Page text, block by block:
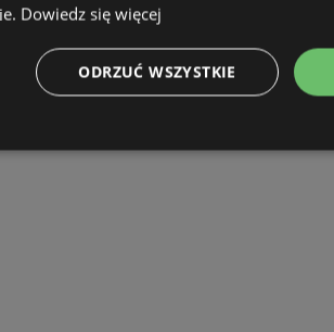
Dowiedz się więcej
ODRZUĆ WSZYSTKIE